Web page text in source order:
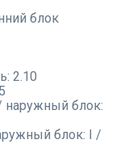
блок
2.10
наружный блок:
блок:
I /